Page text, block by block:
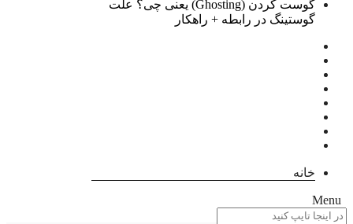
گوست کردن (Ghosting) یعنی چی؟ علت
گوستینگ در رابطه + راهکار
خانه
Menu